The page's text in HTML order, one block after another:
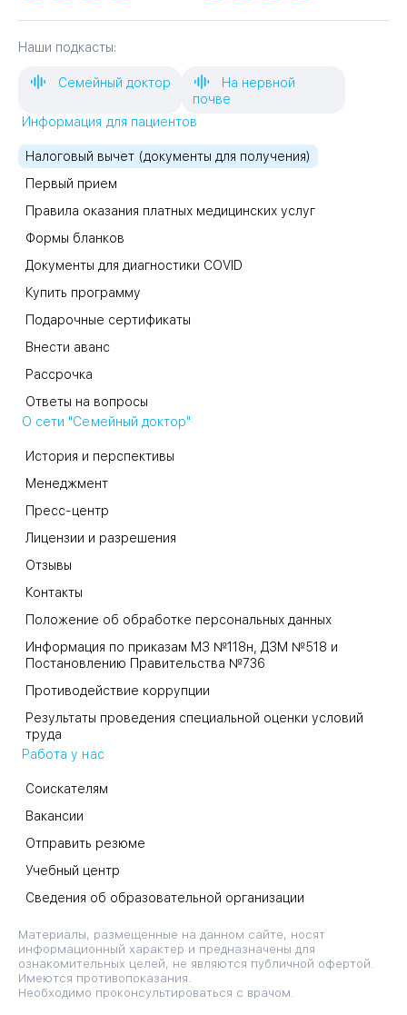
Наши подкасты:
Семейный доктор
На нервной
почве
Информация для пациентов
Налоговый вычет (документы для получения)
Первый прием
Правила оказания платных медицинских услуг
Формы бланков
Документы для диагностики COVID
Купить программу
Подарочные сертификаты
Внести аванс
Рассрочка
Ответы на вопросы
О сети "Семейный доктор"
История и перспективы
Менеджмент
Пресс-центр
Лицензии и разрешения
Отзывы
Контакты
Положение об обработке персональных данных
Информация по приказам МЗ №118н, ДЗМ №518 и
Постановлению Правительства №736
Противодействие коррупции
Результаты проведения специальной оценки условий
труда
Работа у нас
Соискателям
Вакансии
Отправить резюме
Учебный центр
Сведения об образовательной организации
Материалы, размещенные на данном сайте, носят
информационный характер и предназначены для
ознакомительных целей, не являются публичной офертой.
Имеются противопоказания.
Необходимо проконсультироваться с врачом.